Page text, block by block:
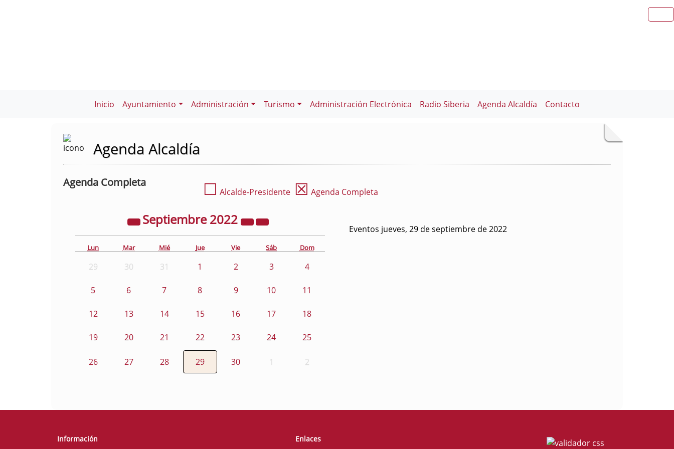
Inicio Ayuntamiento Administración Turismo Administración Electrónica Radio Siberia Agenda Alcaldía Contacto
Agenda Alcaldía
Agenda Completa ☐ Alcalde-Presidente ☒ Agenda Completa
Septiembre2022
Lun Mar Mié Jue Vie Sáb Dom
29 30 31 1 2 3 4
5 6 7 8 9 10 11
12 13 14 15 16 17 18
19 20 21 22 23 24 25
26 27 28 29 30 1 2
Eventos jueves, 29 de septiembre de 2022
Información Enlaces